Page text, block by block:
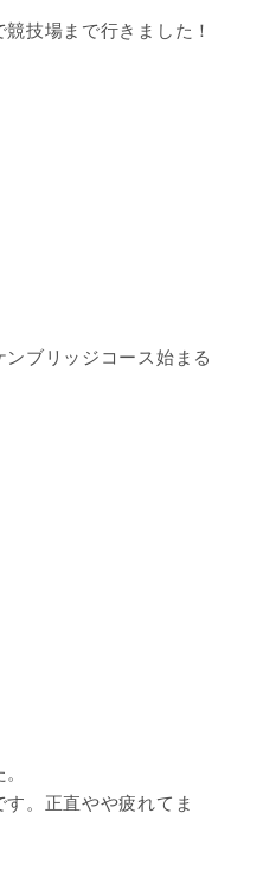
技場まで行きました！
ブリッジコース始まる
。正直やや疲れてま